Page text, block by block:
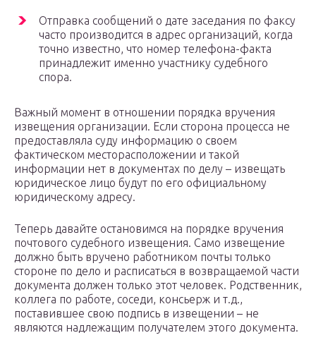
Отправка сообщений о дате заседания по факсу
часто производится в адрес организаций, когда
точно известно, что номер телефона-факта
принадлежит именно участнику судебного
спора.
Важный момент в отношении порядка вручения
извещения организации. Если сторона процесса не
предоставляла суду информацию о своем
фактическом месторасположении и такой
информации нет в документах по делу – извещать
юридическое лицо будут по его официальному
юридическому адресу.
Теперь давайте остановимся на порядке вручения
почтового судебного извещения. Само извещение
должно быть вручено работником почты только
стороне по дело и расписаться в возвращаемой части
документа должен только этот человек. Родственник,
коллега по работе, соседи, консьерж и т.д.,
поставившее свою подпись в извещении – не
являются надлежащим получателем этого документа.